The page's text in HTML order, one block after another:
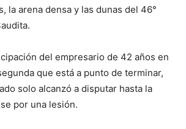
la arena densa y las dunas del 46°
del empresario de 42 años en
que está a punto de terminar,
solo alcanzó a disputar hasta la
por una lesión.